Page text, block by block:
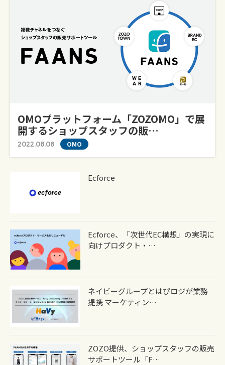
OMOプラットフォーム「ZOZOMO」で展
開するショップスタッフの販…
2022.08.08 OMO
Ecforce
Ecforce、「次世代EC構想」の実現に
向けプロダクト・…
ネイビーグループとはぴロジが業務
提携 マーケティン…
ZOZO提供、ショップスタッフの販売
サポートツール「F…